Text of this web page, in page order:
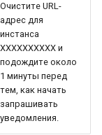
Очистите URL-
адрес для
инстанса
ХХХХХХХХХХ и
подождите около
1 минуты перед
тем, как начать
запрашивать
уведомления.